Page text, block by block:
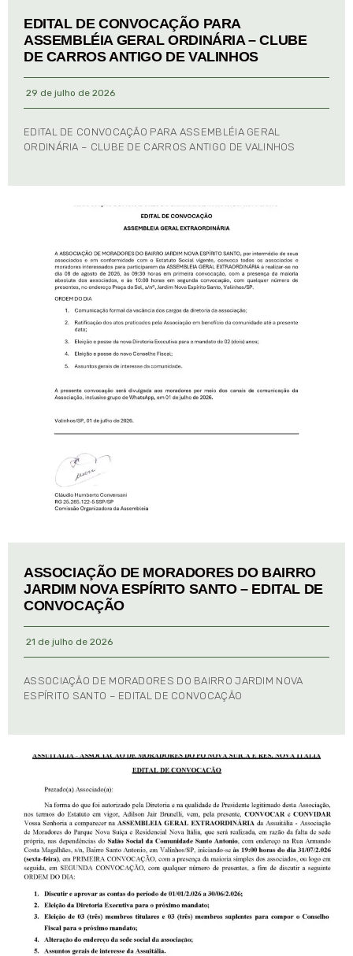
EDITAL DE CONVOCAÇÃO PARA
ASSEMBLÉIA GERAL ORDINÁRIA – CLUBE
DE CARROS ANTIGO DE VALINHOS
29 de julho de 2026
EDITAL DE CONVOCAÇÃO PARA ASSEMBLÉIA GERAL
ORDINÁRIA – CLUBE DE CARROS ANTIGO DE VALINHOS
ASSOCIAÇÃO DE MORADORES DO BAIRRO
JARDIM NOVA ESPÍRITO SANTO – EDITAL DE
CONVOCAÇÃO
21 de julho de 2026
ASSOCIAÇÃO DE MORADORES DO BAIRRO JARDIM NOVA
ESPÍRITO SANTO – EDITAL DE CONVOCAÇÃO